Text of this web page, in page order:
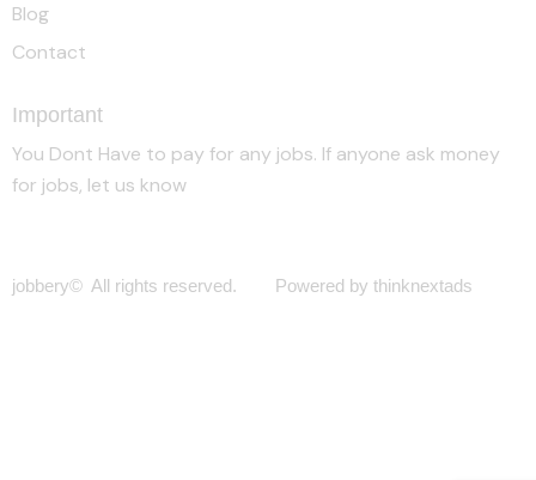
Blog
Contact
Important
You Dont Have to pay for any jobs. If anyone ask money
for jobs, let us know
jobbery© All rights reserved. Powered by thinknextads